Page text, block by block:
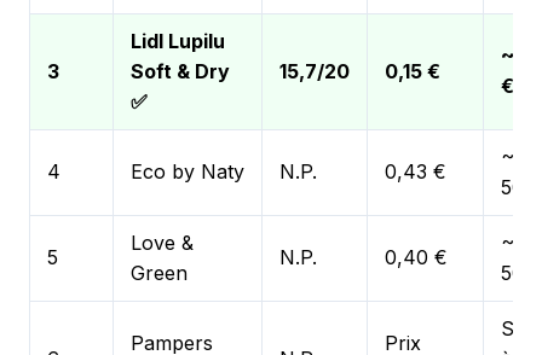
3
Lidl Lupilu
Soft & Dry
✅
15,7/20 0,15 €
€/
4 Eco by Naty N.P. 0,43 €
500
5
Love &
Green
N.P. 0,40 €
500
Pampers
Prix